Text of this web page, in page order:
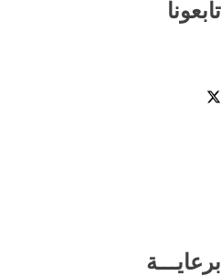
تابعونا
برعايـــة